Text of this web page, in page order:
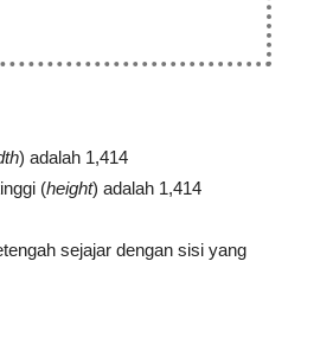
) adalah 1,414
(height) adalah 1,414
sejajar dengan sisi yang